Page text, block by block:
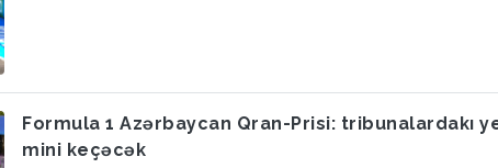
Formula 1 Azərbaycan Qran-Prisi: tribunalardakı
mini keçəcək